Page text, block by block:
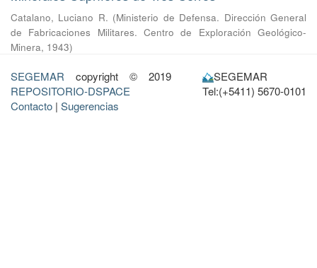
Catalano, Luciano R. (Ministerio de Defensa. Dirección General
de Fabricaciones Militares. Centro de Exploración Geológico-
Minera, 1943)
SEGEMAR copyright © 2019
REPOSITORIO-DSPACE
Contacto | Sugerencias
SEGEMAR
Tel:(+5411) 5670-0101